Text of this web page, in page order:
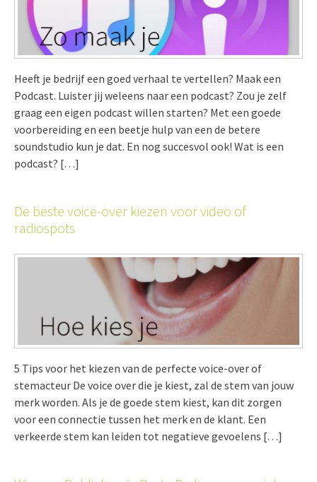
Heeft je bedrijf een goed verhaal te vertellen? Maak een
Podcast. Luister jij weleens naar een podcast? Zou je zelf
graag een eigen podcast willen starten? Met een goede
voorbereiding en een beetje hulp van een de betere
soundstudio kun je dat. En nog succesvol ook! Wat is een
podcast? […]
De beste voice-over kiezen voor video of
radiospots
5 Tips voor het kiezen van de perfecte voice-over of
stemacteur De voice over die je kiest, zal de stem van jouw
merk worden. Als je de goede stem kiest, kan dit zorgen
voor een connectie tussen het merk en de klant. Een
verkeerde stem kan leiden tot negatieve gevoelens […]